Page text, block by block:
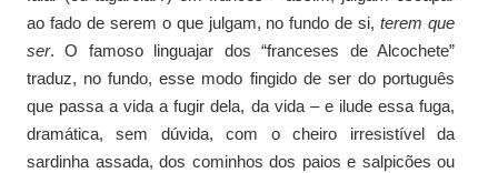
ao fado de serem o que julgam, no fundo de si,terem que
ser. O famoso linguajar dos “franceses de Alcochete”
traduz, no fundo, esse modo fingido de ser do português
que passa a vida a fugir dela, da vida – e ilude essa fuga,
dramática, sem dúvida, com o cheiro irresistível da
sardinha assada, dos cominhos dos paios e salpicões ou